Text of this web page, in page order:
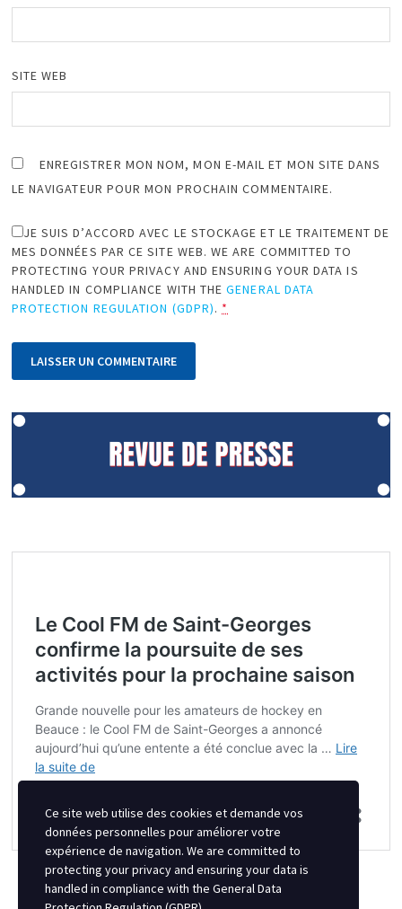
SITE WEB
ENREGISTRER MON NOM, MON E-MAIL ET MON SITE DANS
LE NAVIGATEUR POUR MON PROCHAIN COMMENTAIRE.
JE SUIS D’ACCORD AVEC LE STOCKAGE ET LE TRAITEMENT DE
MES DONNÉES PAR CE SITE WEB. WE ARE COMMITTED TO
PROTECTING YOUR PRIVACY AND ENSURING YOUR DATA IS
HANDLED IN COMPLIANCE WITH THEGENERAL DATA
PROTECTION REGULATION (GDPR). *
Ce site web utilise des cookies et demande vos
données personnelles pour améliorer votre
expérience de navigation. We are committed to
protecting your privacy and ensuring your data is
handled in compliance with the General Data